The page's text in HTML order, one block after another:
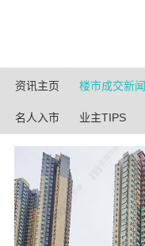
资讯主页 楼市成交新闻
名人入市 业主TIPS